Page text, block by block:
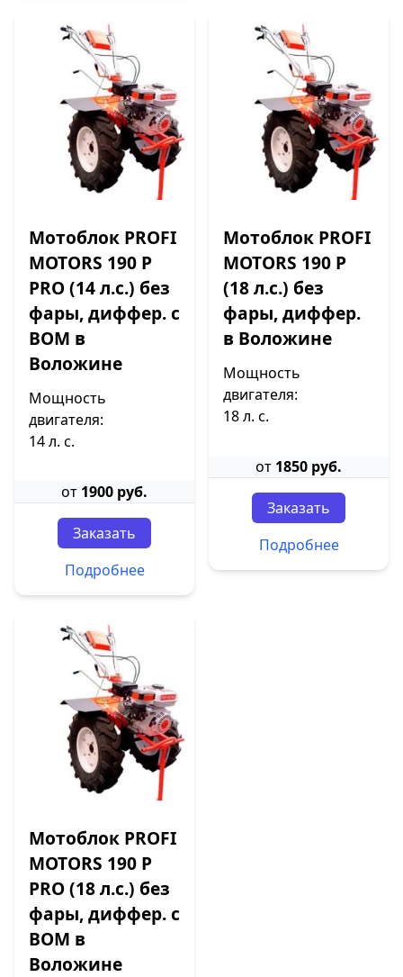
Мотоблок PROFI
MOTORS 190 P
PRO (14 л.с.) без
фары, диффер. с
ВОМ в
Воложине
Мощность
двигателя:
14 л. с.
от 1900 руб.
Заказать
Подробнее
Мотоблок PROFI
MOTORS 190 P
(18 л.с.) без
фары, диффер.
в Воложине
Мощность
двигателя:
18 л. с.
от 1850 руб.
Заказать
Подробнее
Мотоблок PROFI
MOTORS 190 P
PRO (18 л.с.) без
фары, диффер. с
ВОМ в
Воложине